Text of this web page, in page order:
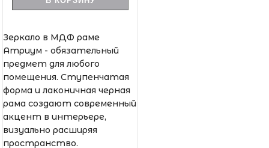
Зеркало в МДФ раме
Атриум - обязательный
предмет для любого
помещения. Ступенчатая
форма и лаконичная черная
рама создают современный
акцент в интерьере,
визуально расширяя
пространство.